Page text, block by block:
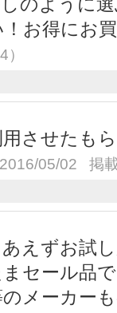
お得にお
させたも
:2016/05/02 掲
えずお試
セール品
メーカー